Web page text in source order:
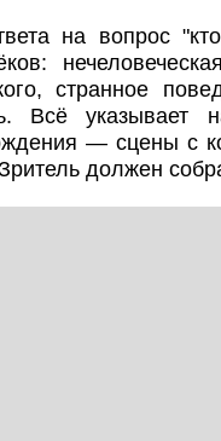
на вопрос
странное
Всё указывает
— сцены с
должен